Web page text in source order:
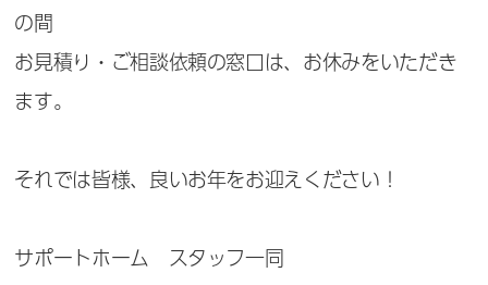
の間
お見積り・ご相談依頼の窓口は、お休みをいただき
ます。
それでは皆様、良いお年をお迎えください！
サポートホーム スタッフ一同